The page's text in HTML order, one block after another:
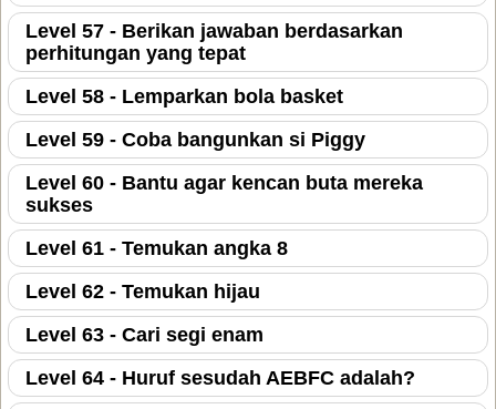
Level 57 - Berikan jawaban berdasarkan
perhitungan yang tepat
Level 58 - Lemparkan bola basket
Level 59 - Coba bangunkan si Piggy
Level 60 - Bantu agar kencan buta mereka
sukses
Level 61 - Temukan angka 8
Level 62 - Temukan hijau
Level 63 - Cari segi enam
Level 64 - Huruf sesudah AEBFC adalah?